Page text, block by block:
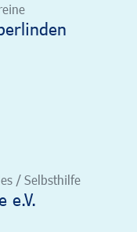
/ Selbsthilfe
e.V.